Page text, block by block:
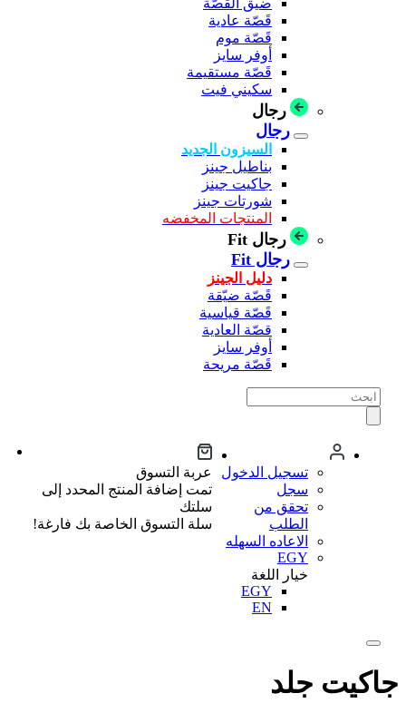
ضيق القَصّة
قَصّة عادية
قَصّة موم
أوفر سايز
قَصّة مستقيمة
سكيني فيت
رجال
رجال
السيزون الجديد
بناطيل جينز
جاكيت جينز
شورتات جينز
المنتجات المخفضه
رجال Fit
رجال Fit
دليل الجينز
قَصّة ضيّقة
قَصّة قياسية
قصّة العادية
أوفر سايز
قَصّة مريحة
تسجيل الدخول
سجل
تحقق من
الطلب
الاعاده السهله
EGY
خيار اللغة
EGY
EN
عربة التسوق
تمت إضافة المنتج المحدد إلى
سلتك
سلة التسوق الخاصة بك فارغة!
جاكيت جلد